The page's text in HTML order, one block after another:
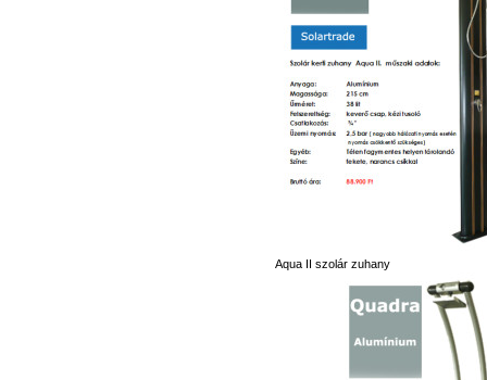
Aqua II szolár zuhany